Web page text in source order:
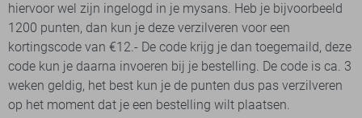
hiervoor wel zijn ingelogd in je mysans. Heb je bijvoorbeeld
1200 punten, dan kun je deze verzilveren voor een
kortingscode van €12.- De code krijg je dan toegemaild, deze
code kun je daarna invoeren bij je bestelling. De code is ca. 3
weken geldig, het best kun je de punten dus pas verzilveren
op het moment dat je een bestelling wilt plaatsen.